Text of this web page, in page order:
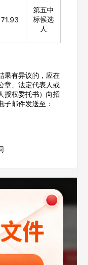
71.93
第五中
标候选
人
果有异议的，应在
章、法定代表人或
授权委托书）向招
子邮件发送至：